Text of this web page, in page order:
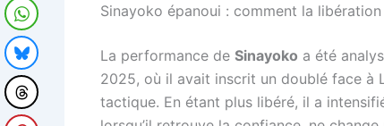
Sinayoko épanoui : comment la libération
La performance de Sinayoko a été
2025, où il avait inscrit un doublé face à
tactique. En étant plus libéré, il a